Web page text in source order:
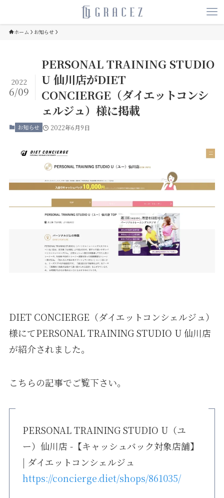
ホーム お知らせ
PERSONAL TRAINING STUDIO
U 仙川店がDIET
CONCIERGE（ダイエットコンシ
ェルジュ）様に掲載
2022
6/09
お知らせ 2022年6月9日
DIET CONCIERGE（ダイエットコンシェルジュ）
様にてPERSONAL TRAINING STUDIO U 仙川店
が紹介されました。
こちらの記事でご覧下さい。
PERSONAL TRAINING STUDIO U（ユ
ー）仙川店 -【キャッシュバック対象店舗】
| ダイエットコンシェルジュ
https://concierge.diet/shops/861035/